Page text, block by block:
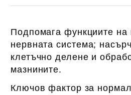
Подпомага функциите на
нервната система;
клетъчно делене и
мазнините.
Ключов фактор за